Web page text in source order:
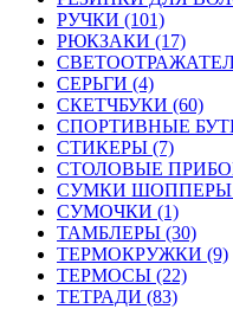
РУЧКИ (101)
РЮКЗАКИ (17)
СЕРЬГИ (4)
СКЕТЧБУКИ (60)
СПОРТИВНЫЕ
СТИКЕРЫ (7)
СТОЛОВЫЕ
СУМКИ ШОППЕРЫ
СУМОЧКИ (1)
ТАМБЛЕРЫ (30)
ТЕРМОКРУЖКИ (9)
ТЕРМОСЫ (22)
ТЕТРАДИ (83)